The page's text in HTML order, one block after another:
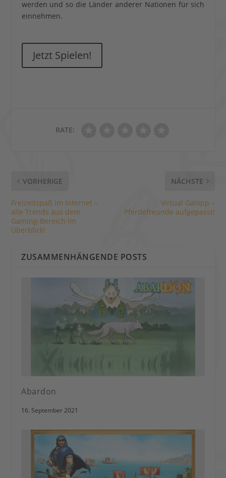
werden und so die Länder anderer Nationen für sich
einnehmen.
Jetzt Spielen!
RATE:
VORHERIGE
Freizeitspaß im Internet –
alle Trends aus dem
Gaming-Bereich im
Überblick!
NÄCHSTE
Virtual Galopp –
Pferdefreunde aufgepasst!
ZUSAMMENHÄNGENDE POSTS
Abardon
16. September 2021